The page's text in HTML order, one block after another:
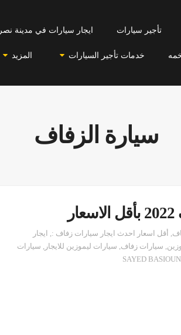
تأجير سيارات ايجار سيارات في مدينة نصر
خدمات تأجير السيارات المزيد
سيارة الزفاف
, أقل اسعار احدث ايجار سيارات زفاف :, ايجار
, سيارات زفاف, سيارات ليموزين للايجار , سيارات
SAYED